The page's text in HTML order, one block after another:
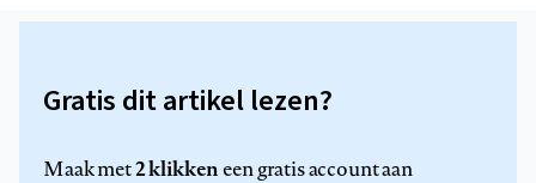
Gratis dit artikel lezen?
Maak met2 klikkeneen gratis account aan